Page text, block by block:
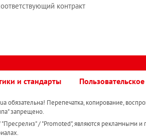
контракт
и стандарты
Перепечатка, копирование,
запрещено.
/ "Promoted", являются рекламными и